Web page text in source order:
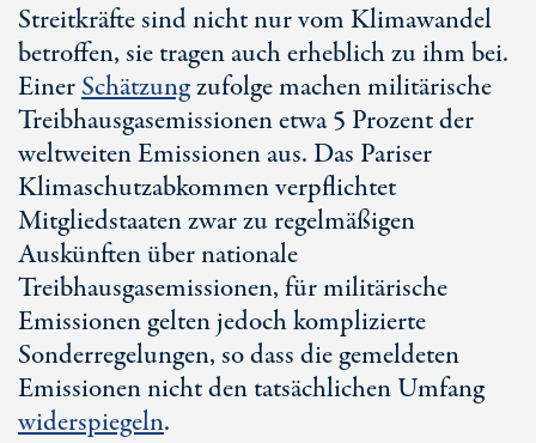
Streitkräfte sind nicht nur vom Klimawandel
betroffen, sie tragen auch erheblich zu ihm bei.
EinerSchätzungzufolge machen militärische
Treibhausgasemissionen etwa5 Prozent der
weltweiten Emissionen aus. Das Pariser
Klimaschutzabkommen verpflichtet
Mitgliedstaaten zwar zu regelmäßigen
Auskünften über nationale
Treibhausgasemissionen, für militärische
Emissionen gelten jedoch komplizierte
Sonderregelungen, so dass die gemeldeten
Emissionen nicht den tatsächlichen Umfang
widerspiegeln.